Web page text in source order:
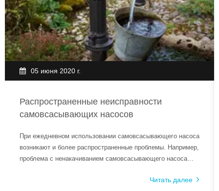
05 июня 2020 г.
Распространенные неисправности
самовсасывающих насосов
При ежедневном использовании самовсасывающего насоса
возникают и более распространенные проблемы. Например,
проблема с ненакачиванием самовсасывающего насоса
ключевым моментом является то, как мы решаем эти
Читать далее